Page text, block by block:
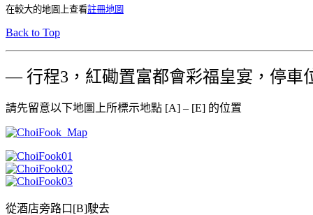
在較大的地圖上查看註冊地圖
Back to Top
— 行程3，紅磡置富都會彩福皇宴，停車
請先留意以下地圖上所標示地點 [A] – [E] 的位置
從酒店旁路口[B]駛去